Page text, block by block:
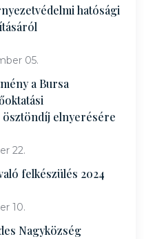
hatósági
05.
a Bursa
elnyerésére
22.
felkészülés 2024
10.
Nagyközség